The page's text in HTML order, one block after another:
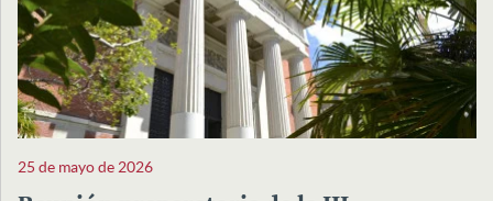
25 de mayo de 2026